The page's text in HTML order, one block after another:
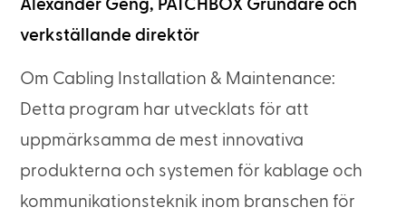
Alexander Geng, PATCHBOX Grundare och
verkställande direktör
Om Cabling Installation & Maintenance:
Detta program har utvecklats för att
uppmärksamma de mest innovativa
produkterna och systemen för kablage och
kommunikationsteknik inom branschen för